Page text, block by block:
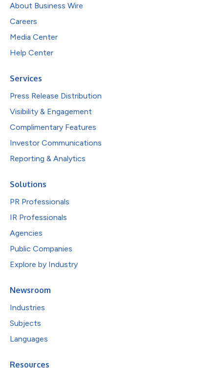
About Business Wire
Careers
Media Center
Help Center
Services
Press Release Distribution
Visibility & Engagement
Complimentary Features
Investor Communications
Reporting & Analytics
Solutions
PR Professionals
IR Professionals
Agencies
Public Companies
Explore by Industry
Newsroom
Industries
Subjects
Languages
Resources